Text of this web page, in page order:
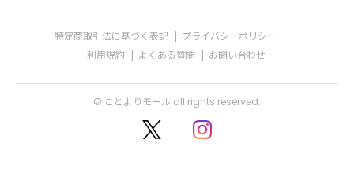
特定商取引法に基づく表記
プライバシーポリシー
利用規約
よくある質問 お問い合わせ
© ことよりモール all rights reserved.